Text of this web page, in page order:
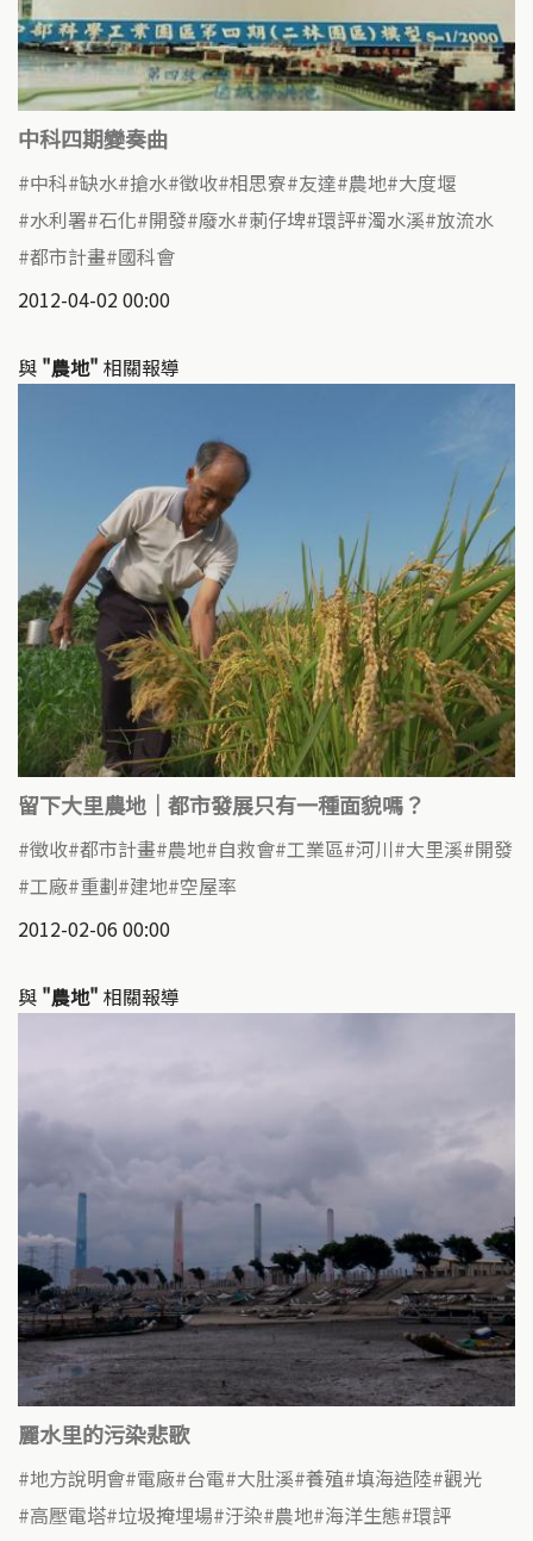
中科四期變奏曲
中科 缺水 搶水 徵收 相思寮 友達 農地 大度堰
水利署 石化 開發 廢水 莿仔埤 環評 濁水溪 放流水
都市計畫 國科會
2012-04-02 00:00
與 "農地" 相關報導
留下大里農地｜都市發展只有一種面貌嗎？
徵收 都市計畫 農地 自救會 工業區 河川 大里溪 開發
工廠 重劃 建地 空屋率
2012-02-06 00:00
與 "農地" 相關報導
麗水里的污染悲歌
地方說明會 電廠 台電 大肚溪 養殖 填海造陸 觀光
高壓電塔 垃圾掩埋場 汙染 農地 海洋生態 環評